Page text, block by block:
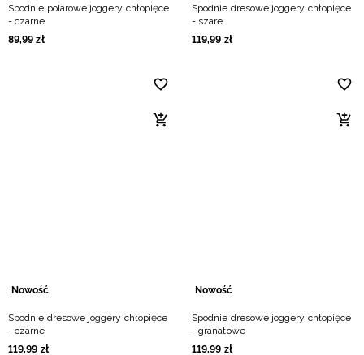
Spodnie polarowe joggery chłopięce
- czarne
89,99 zł
Spodnie dresowe joggery chłopięce
- szare
119,99 zł
Nowość
Spodnie dresowe joggery chłopięce
- czarne
119,99 zł
Nowość
Spodnie dresowe joggery chłopięce
- granatowe
119,99 zł